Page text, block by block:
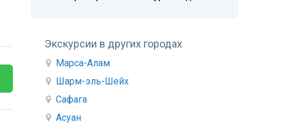
Экскурсии в других городах
Марса-Алам
Шарм-эль-Шейх
Сафага
Асуан